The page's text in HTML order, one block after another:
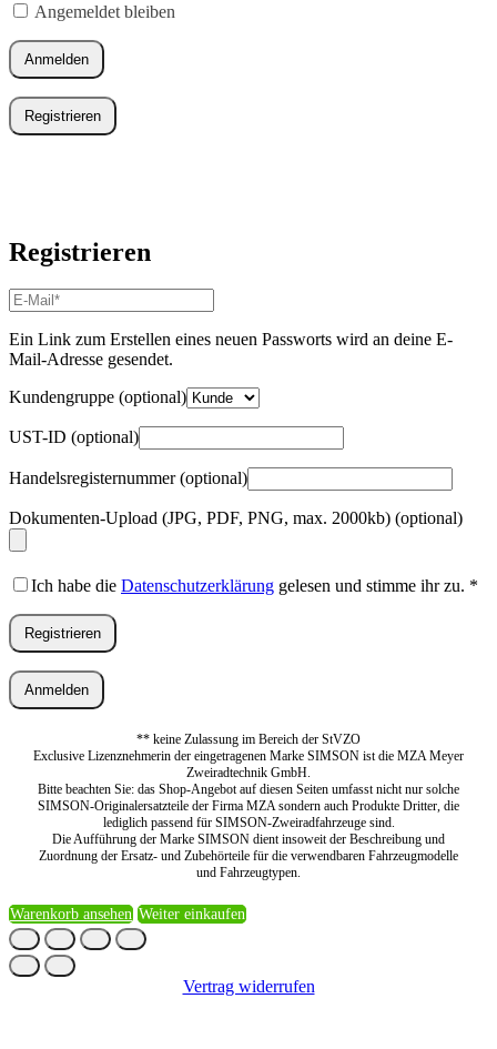
Angemeldet bleiben
Anmelden
Registrieren
Registrieren
E-
Mail-
Adresse*
Erforderlich
Ein Link zum Erstellen eines neuen Passworts wird an deine E-
Mail-Adresse gesendet.
Kundengruppe (optional)
UST-ID (optional)
Handelsregisternummer(optional)
Dokumenten-Upload (JPG, PDF, PNG, max. 2000kb) (optional)
Ich habe die Datenschutzerklärung gelesen und stimme ihr zu. *
Registrieren
Anmelden
** keine Zulassung im Bereich der StVZO
Exclusive Lizenznehmerin der eingetragenen Marke SIMSON ist die MZA Meyer
Zweiradtechnik GmbH.
Bitte beachten Sie: das Shop-Angebot auf diesen Seiten umfasst nicht nur solche
SIMSON-Originalersatzteile der Firma MZA sondern auch Produkte Dritter, die
lediglich passend für SIMSON-Zweiradfahrzeuge sind.
Die Aufführung der Marke SIMSON dient insoweit der Beschreibung und
Zuordnung der Ersatz- und Zubehörteile für die verwendbaren Fahrzeugmodelle
und Fahrzeugtypen.
Warenkorb ansehen Weiter einkaufen
Vertrag widerrufen